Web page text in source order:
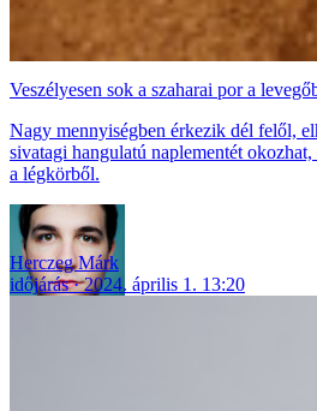
Veszélyesen sok a szaharai por a
Nagy mennyiségben érkezik dél felől,
sivatagi hangulatú naplementét okozhat,
a légkörből.
Herczeg Márk
időjárás
2024. április 1. 13:20